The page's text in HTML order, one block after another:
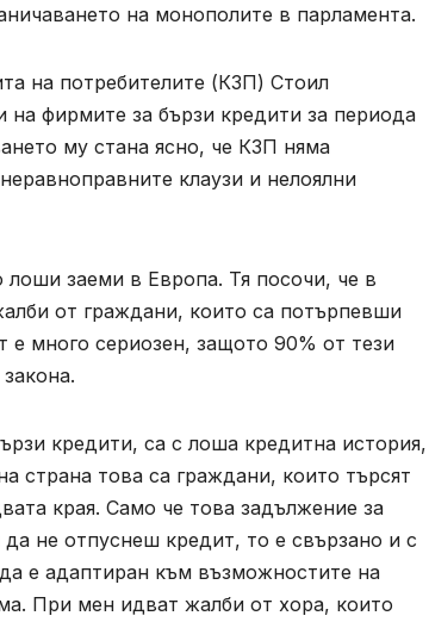
на монополите в парламента.
на потребителите (КЗП) Стоил
фирмите за бързи кредити за периода
му стана ясно, че КЗП няма
клаузи и нелоялни
заеми в Европа. Тя посочи, че в
от граждани, които са потърпевши
е много сериозен, защото 90% от тези
кредити, са с лоша кредитна история,
страна това са граждани, които търсят
края. Само че това задължение за
не отпуснеш кредит, то е свързано и с
е адаптиран към възможностите на
При мен идват жалби от хора, които